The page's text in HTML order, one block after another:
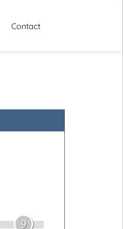
Contact
9